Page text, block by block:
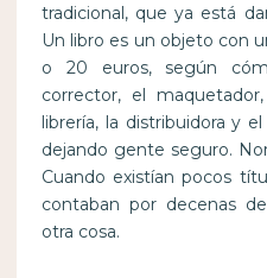
tradicional, que ya está
Un libro es un objeto con
o 20 euros, según
corrector, el
librería, la distribuidora y
dejando gente seguro.
Cuando existían pocos
contaban por decenas
otra cosa.